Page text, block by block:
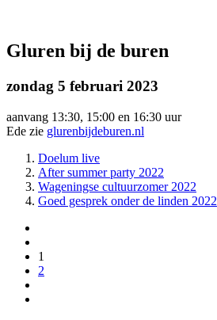
Gluren bij de buren
zondag 5 februari 2023
aanvang 13:30, 15:00 en 16:30 uur
Ede zie glurenbijdeburen.nl
Doelum live
After summer party 2022
Wageningse cultuurzomer 2022
Goed gesprek onder de linden 2022
1
2